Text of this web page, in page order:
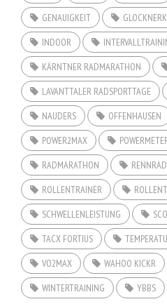
GENAUIGKEIT
INDOOR
KÄRNTNER RADMARATHON
LAVANTTALER RADSPORTTAGE
NAUDERS
OFFENHAUSEN
POWER2MAX
RADMARATHON
RENNRAD
ROLLENTRAINER
SCHWELLENLEISTUNG
TACX FORTIUS
VO2MAX
WAHOO KICKR
WINTERTRAINING
YBBS